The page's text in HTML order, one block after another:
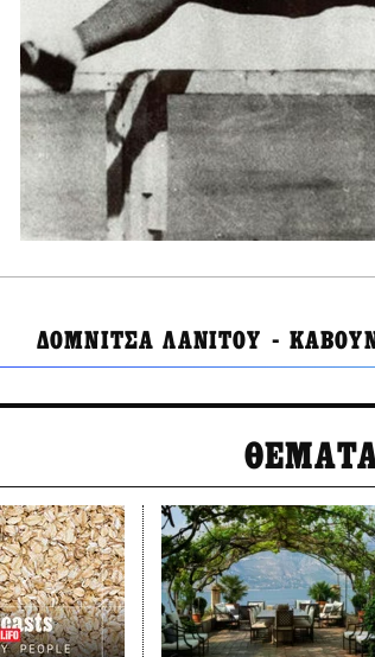
ΔΟΜΝΙΤΣΑ ΛΑΝΙΤΟΥ -